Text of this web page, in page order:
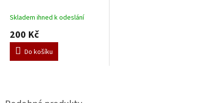
Skladem ihned k odeslání
200 Kč
Do košíku